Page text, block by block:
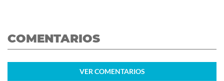
COMENTARIOS
VER COMENTARIOS